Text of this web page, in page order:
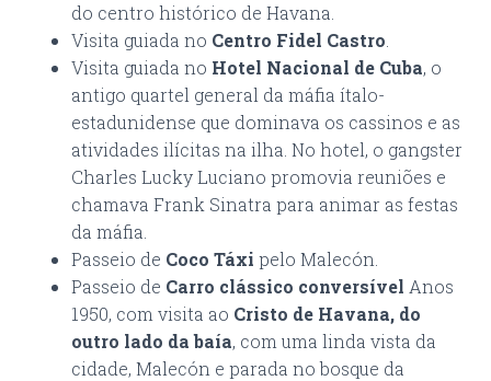
do centro histórico de Havana.
Visita guiada no Centro Fidel Castro
Visita guiada no Hotel Nacional de Cuba, o
antigo quartel general da máfia ítalo-
estadunidense que dominava os cassinos e as
atividades ilícitas na ilha. No hotel, o gangster
Charles Lucky Luciano promovia reuniões e
chamava Frank Sinatra para animar as festas
da máfia.
Passeio de Coco Táxi pelo Malecón.
Passeio de Carro clássico conversível Anos
1950, com visita ao Cristo de Havana, do
outro lado da baía, com uma linda vista da
cidade, Malecón e parada no bosque da